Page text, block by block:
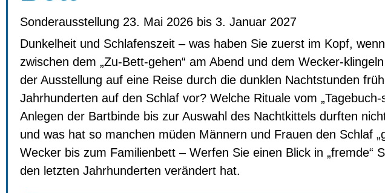
Sonderausstellung 23. Mai 2026 bis 3. Januar 2027
Dunkelheit und Schlafenszeit – was haben Sie zuerst im Kopf,
zwischen dem „Zu-Bett-gehen“ am Abend und dem Wecker-
der Ausstellung auf eine Reise durch die dunklen Nachtstunden
Jahrhunderten auf den Schlaf vor? Welche Rituale vom
Anlegen der Bartbinde bis zur Auswahl des Nachtkittels durften
und was hat so manchen müden Männern und Frauen den Schlaf
Wecker bis zum Familienbett – Werfen Sie einen Blick in
den letzten Jahrhunderten verändert hat.